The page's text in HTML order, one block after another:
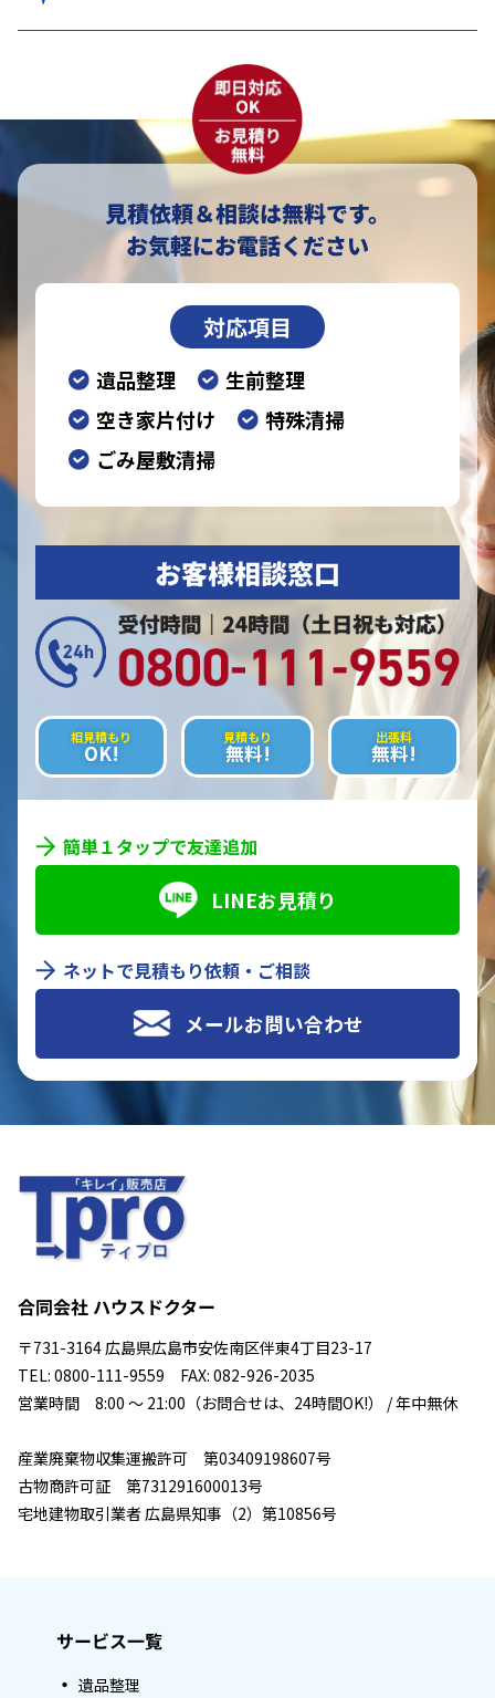
見積依頼＆相談は無料です。
お気軽にお電話ください
対応項目
遺品整理
生前整理
空き家片付け
特殊清掃
ごみ屋敷清掃
お客様相談窓口
相見積もり
OK!
見積もり
無料!
出張料
無料!
簡単１タップで友達追加
LINEお見積り
ネットで見積もり依頼・ご相談
メールお問い合わせ
合同会社 ハウスドクター
〒731-3164 広島県広島市安佐南区伴東4丁目23-17
TEL: 0800-111-9559 FAX: 082-926-2035
営業時間 8:00 ～ 21:00（お問合せは、24時間OK!） / 年中無休
産業廃棄物収集運搬許可 第03409198607号
古物商許可証 第731291600013号
宅地建物取引業者 広島県知事（2）第10856号
サービス一覧
遺品整理